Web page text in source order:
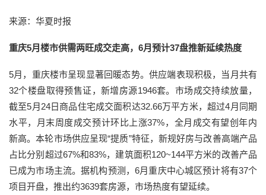
来源：华夏时报
重庆5月楼市供需两旺成交走高，6月预计37盘推新延续热度
5月，重庆楼市呈现显著回暖态势。供应端表现积极，当月共有
32个楼盘取得预售证，新增房源1946套。市场成交持续放量，
截至5月24日商品住宅成交面积达32.66万平方米，超过4月同期
水平，月末周度成交预计环比上涨37%，全月成交有望创年内
新高。本轮市场供应呈现“提质”特征，新规好房与改善高端产品
占比分别超过67%和83%，建筑面积120~144平方米的改善产品
已成为市场主流。据机构预测，6月重庆中心城区预计将有37个
项目开盘，推出约3639套房源，市场热度有望延续。